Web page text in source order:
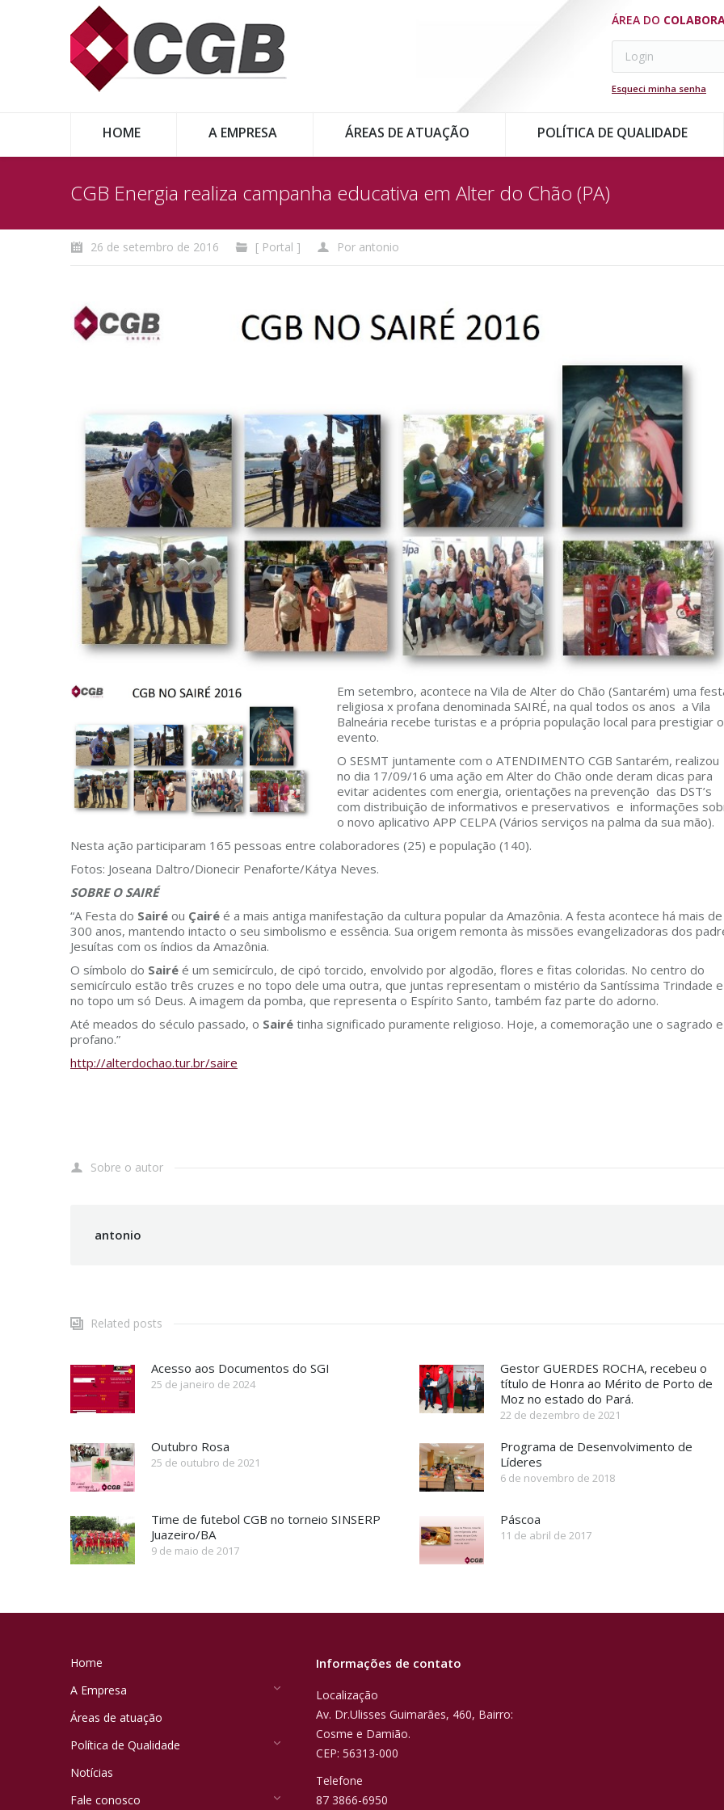
ÁREA DO
Esqueci minha senha
HOME A EMPRESA ÁREAS DE ATUAÇÃO POLÍTICA DE QUALIDADE
CGB Energia realiza campanha educativa em Alter do Chão (PA)
26 de setembro de 2016 [ Portal ] Por antonio
Em setembro, acontece na Vila de Alter do Chão (Santarém) uma
religiosa x profana denominada SAIRÉ, na qual todos os anos a Vila
Balneária recebe turistas e a própria população local para prestigiar o
evento.
O SESMT juntamente com o ATENDIMENTO CGB Santarém, realizou
no dia 17/09/16 uma ação em Alter do Chão onde deram dicas para
evitar acidentes com energia, orientações na prevenção das DST’s
com distribuição de informativos e preservativos e informações
o novo aplicativo APP CELPA (Vários serviços na palma da sua mão).
Nesta ação participaram 165 pessoas entre colaboradores (25) e população (140).
Fotos: Joseana Daltro/Dionecir Penaforte/Kátya Neves.
SOBRE O SAIRÉ
“A Festa do Sairé ou Çairé é a mais antiga manifestação da cultura popular da Amazônia. A festa acontece há mais de
300 anos, mantendo intacto o seu simbolismo e essência. Sua origem remonta às missões evangelizadoras dos
Jesuítas com os índios da Amazônia.
O símbolo do Sairé é um semicírculo, de cipó torcido, envolvido por algodão, flores e fitas coloridas. No centro do
semicírculo estão três cruzes e no topo dele uma outra, que juntas representam o mistério da Santíssima Trindade e
no topo um só Deus. A imagem da pomba, que representa o Espírito Santo, também faz parte do adorno.
Até meados do século passado, o Sairé tinha significado puramente religioso. Hoje, a comemoração une o sagrado
profano.”
http://alterdochao.tur.br/saire
Sobre o autor
antonio
Related posts
Acesso aos Documentos do SGI
25 de janeiro de 2024
Gestor GUERDES ROCHA, recebeu o
título de Honra ao Mérito de Porto de
Moz no estado do Pará.
22 de dezembro de 2021
Outubro Rosa
25 de outubro de 2021
Programa de Desenvolvimento de
Líderes
6 de novembro de 2018
Time de futebol CGB no torneio SINSERP
Juazeiro/BA
9 de maio de 2017
Páscoa
11 de abril de 2017
Home
A Empresa
Áreas de atuação
Política de Qualidade
Notícias
Fale conosco
Informações de contato
Localização
Av. Dr.Ulisses Guimarães, 460, Bairro:
Cosme e Damião.
CEP: 56313-000
Telefone
87 3866-6950